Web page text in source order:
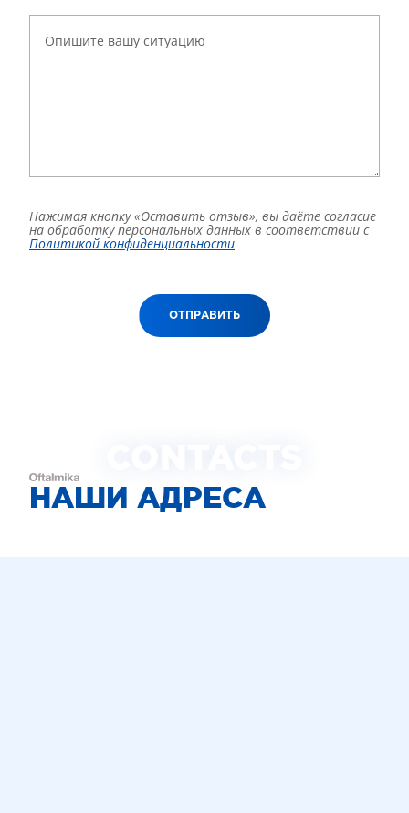
Нажимая кнопку «Оставить отзыв», вы даёте согласие
на обработку персональных данных в соответствии с
Политикой конфиденциальности
ОТПРАВИТЬ
НАШИ АДРЕСА